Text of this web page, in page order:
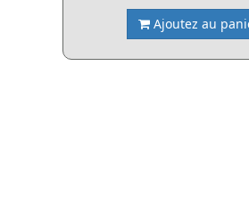
Ajoutez au